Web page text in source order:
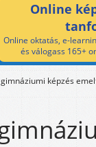
Online
Online oktatás, e-
és válogass 165+
képzés